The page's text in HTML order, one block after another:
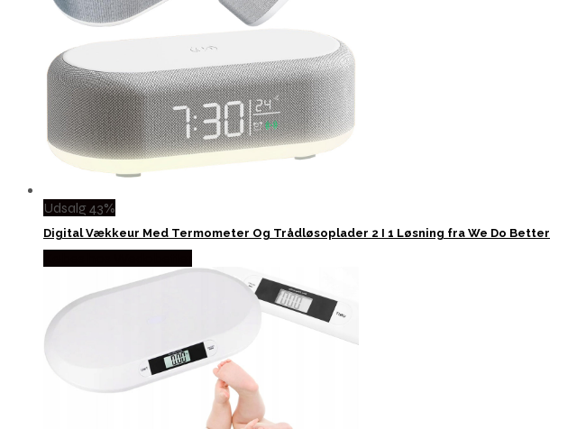
Udsalg 43%
Digital Vækkeur Med Termometer Og Trådløsoplader 2 I 1 Løsning fra We Do Better